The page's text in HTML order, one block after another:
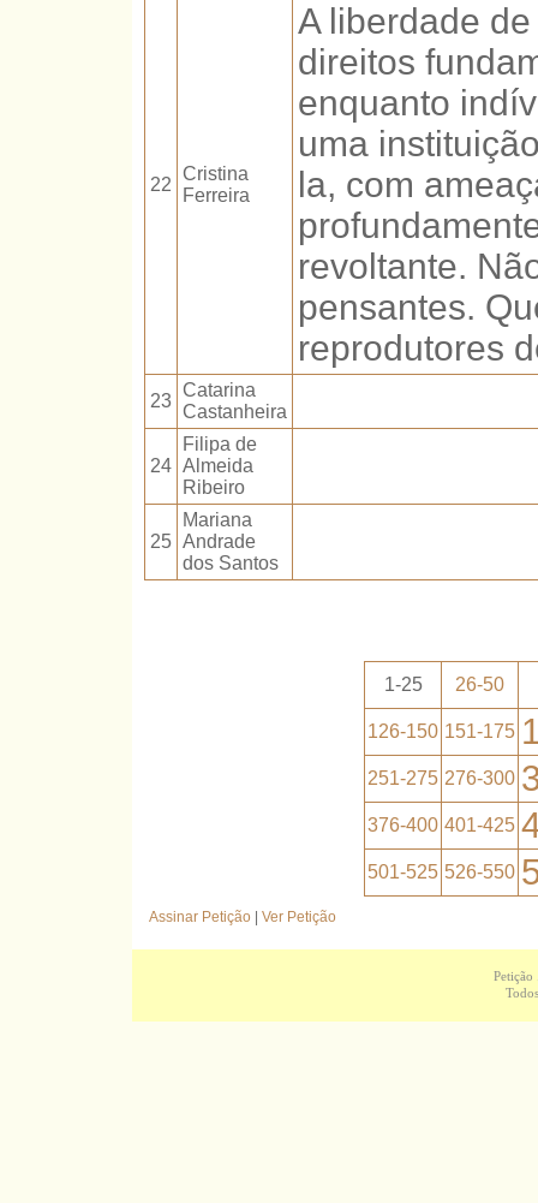
22
Cristina
Ferreira
A liberdade
direitos
enquanto
uma
la, com
revoltante.
pensantes.
reprodutores
23
Catarina
Castanheira
24
Filipa de
Almeida
Ribeiro
25
Mariana
Andrade
dos Santos
1-25 26-50
126-150 151-175
251-275 276-300
376-400 401-425
501-525 526-550
Assinar Petição Ver Petição
Petição